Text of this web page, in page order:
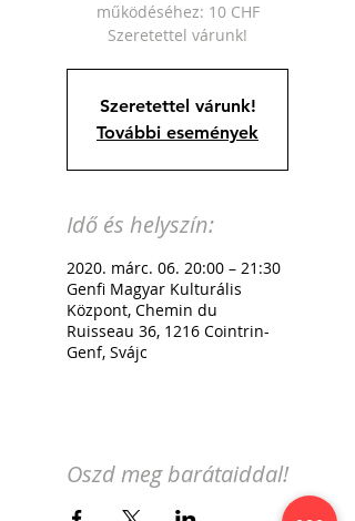
működéséhez: 10 CHF
Szeretettel várunk!
Szeretettel várunk!
További események
Idő és helyszín:
2020. márc. 06. 20:00 – 21:30
Genfi Magyar Kulturális
Központ, Chemin du
Ruisseau 36, 1216 Cointrin-
Genf, Svájc
Oszd meg barátaiddal!